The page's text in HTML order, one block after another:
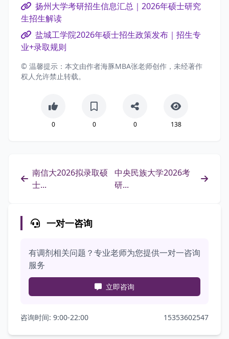
扬州大学考研招生信息汇总｜2026年硕士研究
生招生解读
盐城工学院2026年硕士招生政策发布｜招生专
业+录取规则
© 温馨提示：本文由作者海豚MBA张老师创作，未经著作
权人允许禁止转载。
0 0 0 138
南信大2026拟录取硕
士...
中央民族大学2026考
研...
一对一咨询
有调剂相关问题？专业老师为您提供一对一咨询
服务
立即咨询
咨询时间: 9:00-22:00 15353602547